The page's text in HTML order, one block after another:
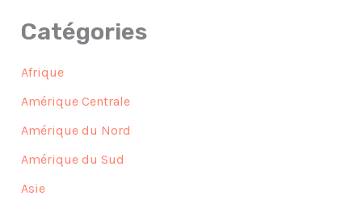
Catégories
Afrique
Amérique Centrale
Amérique du Nord
Amérique du Sud
Asie